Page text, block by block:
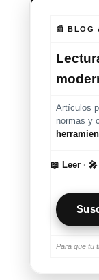
📰 BLOG
Artículos
normas y
📖 Leer ·
Para que tu